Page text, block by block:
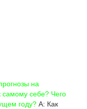
на
себе? Чего
году? А: Как